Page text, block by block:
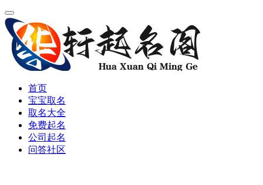
首页
宝宝取名
取名大全
免费起名
公司起名
问答社区